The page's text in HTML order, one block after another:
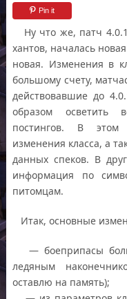
Pin it
Ну что же, патч
хантов, началась
новая. Изменения в
большому счету,
действовавшие до
образом осветить
постингов. В этом
изменения класса, а
данных спеков. В
информация по
питомцам.
Итак, основные
— боеприпасы
ледяным
оставлю на память);